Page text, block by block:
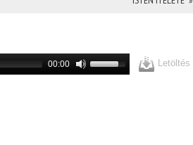
00:00 Letöltés